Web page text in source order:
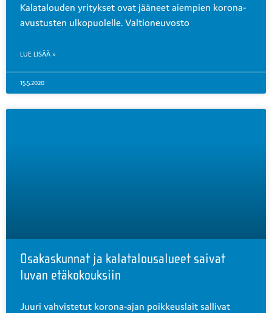
Kalatalouden yritykset ovat jääneet aiempien korona-
avustusten ulkopuolelle. Valtioneuvosto
LUE LISÄÄ »
15.5.2020
Osakaskunnat ja kalatalousalueet saivat
luvan etäkokouksiin
Juuri vahvistetut korona-ajan poikkeuslait sallivat